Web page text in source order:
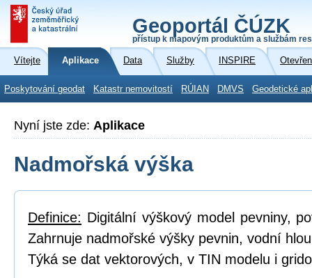
Geoportál ČÚZK
přístup k mapovým produktům a službám
Vítejte Aplikace Data Služby INSPIRE
Poskytování geodat Katastr nemovitostí RÚIAN DMVS Geodetické
Nyní jste zde: Aplikace
Nadmořská výška
Definice: Digitální výškový model pevniny,
Zahrnuje nadmořské výšky pevnin, vodní
Týká se dat vektorových, v TIN modelu i